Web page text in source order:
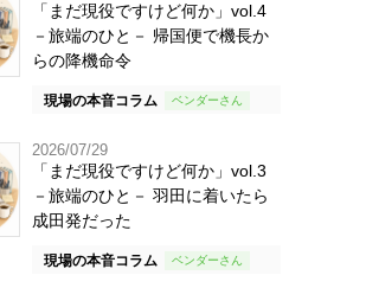
「まだ現役ですけど何か」vol.4
－旅端のひと－ 帰国便で機長か
らの降機命令
現場の本音コラム
2026/07/29
「まだ現役ですけど何か」vol.3
－旅端のひと－ 羽田に着いたら
成田発だった
現場の本音コラム